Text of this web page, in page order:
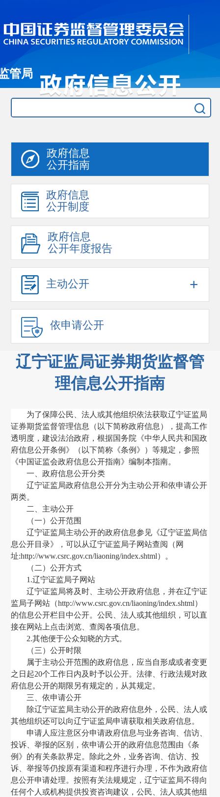
管局
政府信息
公开指南
政府信息
公开制度
政府信息
公开年度报告
主动公开 +
依申请公开
辽宁证监局证券期货监督管
理信息公开指南
为了保障公民、法人或其他组织依法获取辽宁证监局
证券期货监督管理信息
（ 以下简称政府信息 ）
，提高工作
透明度，建设法治政府，根据国务院《中华人民共和国政
府信息公开条例》
（ 以下简称《条例》 ）等规定，参照
《中国证监会政府信息公开指南》编制本指南。
一、政府信息公开分类
辽宁证监局政府信息公开分为主动公开和依申请公开
两类。
二、主动公开
（一）公开范围
辽宁证监局主动公开的政府信息参见《辽宁证监局信
息公开目录》
，可以从辽宁证监局子网站查阅 （ 网
址:http://www.csrc.gov.cn/liaoning/index.shtml） 。
（二）公开方式
1.辽宁证监局子网站
辽宁证监局将及时、主动公开政府信息 ，并在辽宁证
监局子网站 （http://www.csrc.gov.cn/liaoning/index.shtml）
的信息公开栏目中公开。公民、法人或其他组织 ，可以直
接在网站上点击浏览、查阅各项信息。
2.其他便于公众知晓的方式。
（三）公开时限
属于主动公开范围的政府信息 ， 应当自形成或者变更
之日起20个工作日内及时予以公开。法律、行政法规对政
府信息公开的期限另有规定的 ， 从其规定。
三、依申请公开
除辽宁证监局主动公开的政府信息外 ，公民、法人或
其他组织还可以向辽宁证监局申请获取相关政府信息。
申请人应注意区分申请政府信息与业务咨询、信访、
投诉、举报的区别
，依申请公开的政府信息范围由《条
例》的有关条款界定。除此之外 ， 业务咨询、信访、投
诉、举报等仍按原有渠道和程序进行办理 ，不作为政府信
息公开申请处理。按照有关法规规定 ，辽宁证监局不得向
任何个人或机构提供投资咨询建议 ，公民、法人或其他组